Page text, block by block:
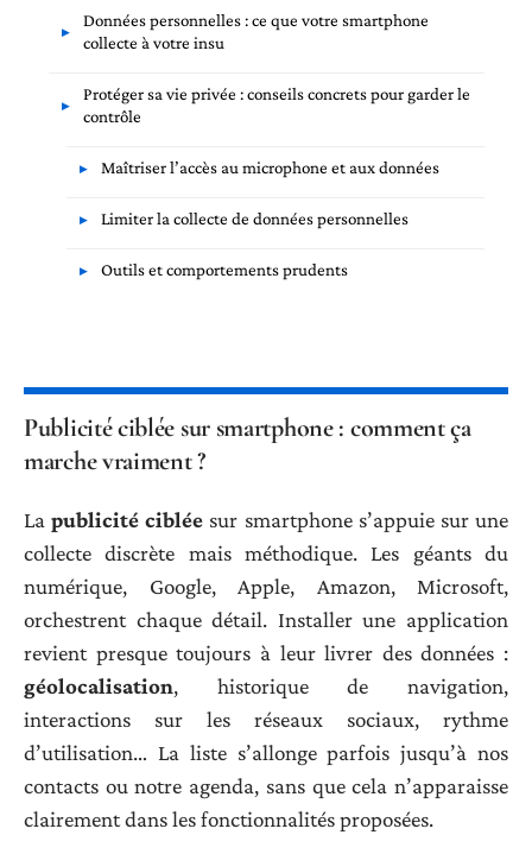
Données personnelles : ce que votre smartphone
collecte à votre insu
Protéger sa vie privée : conseils concrets pour garder le
contrôle
Maîtriser l’accès au microphone et aux données
Limiter la collecte de données personnelles
Outils et comportements prudents
Publicité ciblée sur smartphone : comment ça
marche vraiment ?
Lapublicité ciblée sur smartphone s’appuie sur une
collecte discrète mais méthodique. Les géants du
numérique, Google, Apple, Amazon, Microsoft,
orchestrent chaque détail. Installer une application
revient presque toujours à leur livrer des données :
géolocalisation, historique de navigation,
interactions sur les réseaux sociaux, rythme
d’utilisation… La liste s’allonge parfois jusqu’à nos
contacts ou notre agenda, sans que cela n’apparaisse
clairement dans les fonctionnalités proposées.